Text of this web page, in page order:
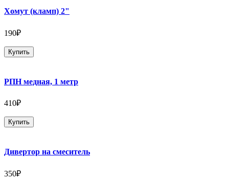
Хомут (кламп) 2"
190₽
Купить
РПН медная, 1 метр
410₽
Купить
Дивертор на смеситель
350₽